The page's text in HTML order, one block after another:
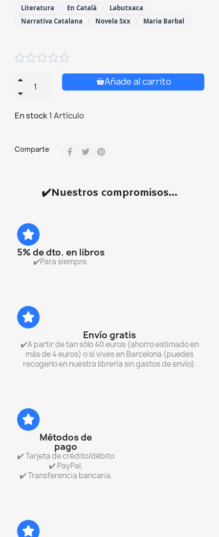
Literatura En Català
Labutxaca
Narrativa Catalana
Novela Sxx Maria Barbal

Añade al carrito
En stock1 Artículo
Comparte
✔️Nuestros compromisos...
5% de dto. en libros
✔️Para siempre.
Envío gratis
✔️A partir de tan sólo 40 euros (ahorro estimado en
más de 4 euros) o si vives en Barcelona (puedes
recogerlo en nuestra librería sin gastos de envío).
Métodos de
pago
✔️ Tarjeta de crédito/débito
✔️ PayPal.
✔️ Transferencia bancaria.